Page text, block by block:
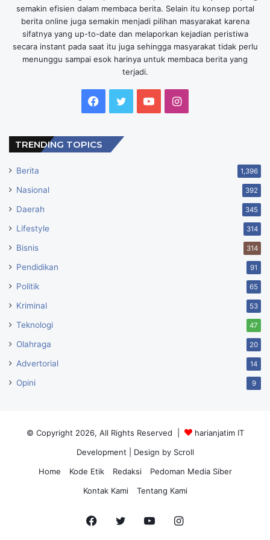
yang mengajak peserta untuk memperlambat ritme, lebih
terhubung dengan diri sendiri, serta merasakan kembali
hubungan antara keseimbangan hidup, alam, dan warisan
budaya Indonesia.”
Melengkapi kolaborasi tersebut, ⁠Amanda Tasning, Yoga
Teacher & Co-Founder of Houm, mengatakan, “Berlatih
lebih dari sekadar aktivitas fisik. Di Suaraga, yoga menjadi
dan komunitas, sekaligus merasakan pertemuan antara
wellness, budaya, dan kreativitas dalam satu pengalaman
yang bermakna.”
Gerak adalah bahasa universal yang dimiliki setiap orang.
Melalui aktivitas berbasis gerak, kita dapat membangun
koneksi yang lebih autentik dan inklusif. Itulah yang
membuat Suaraga menarik, karena menghadirkan ruang di
dalam satu pengalaman bersama,” tutup Laila Munaf, Co-
Founder & Trainer at SANA Studio
semakin efisien dalam membaca berita. Selain itu konsep portal
berita online juga semakin menjadi pilihan masyarakat karena
sifatnya yang up-to-date dan melaporkan kejadian peristiwa
secara instant pada saat itu juga sehingga masyarakat tidak perlu
menunggu sampai esok harinya untuk membaca berita yang
terjadi.
Facebook
TwitterYouTubeInstagram
TRENDING TOPICS
Berita 1,396
Nasional 392
Daerah 345
Lifestyle 314
Bisnis 314
Pendidikan 91
Politik 65
Kriminal 53
Teknologi 47
Olahraga 20
Advertorial 14
Opini 9
© Copyright 2026, All Rights Reserved |
harianjatim IT
Development
| Design by Scroll
Home
Kode Etik Redaksi
Pedoman Media Siber
Kontak Kami
Tentang Kami
Facebook
TwitterYouTubeInstagram